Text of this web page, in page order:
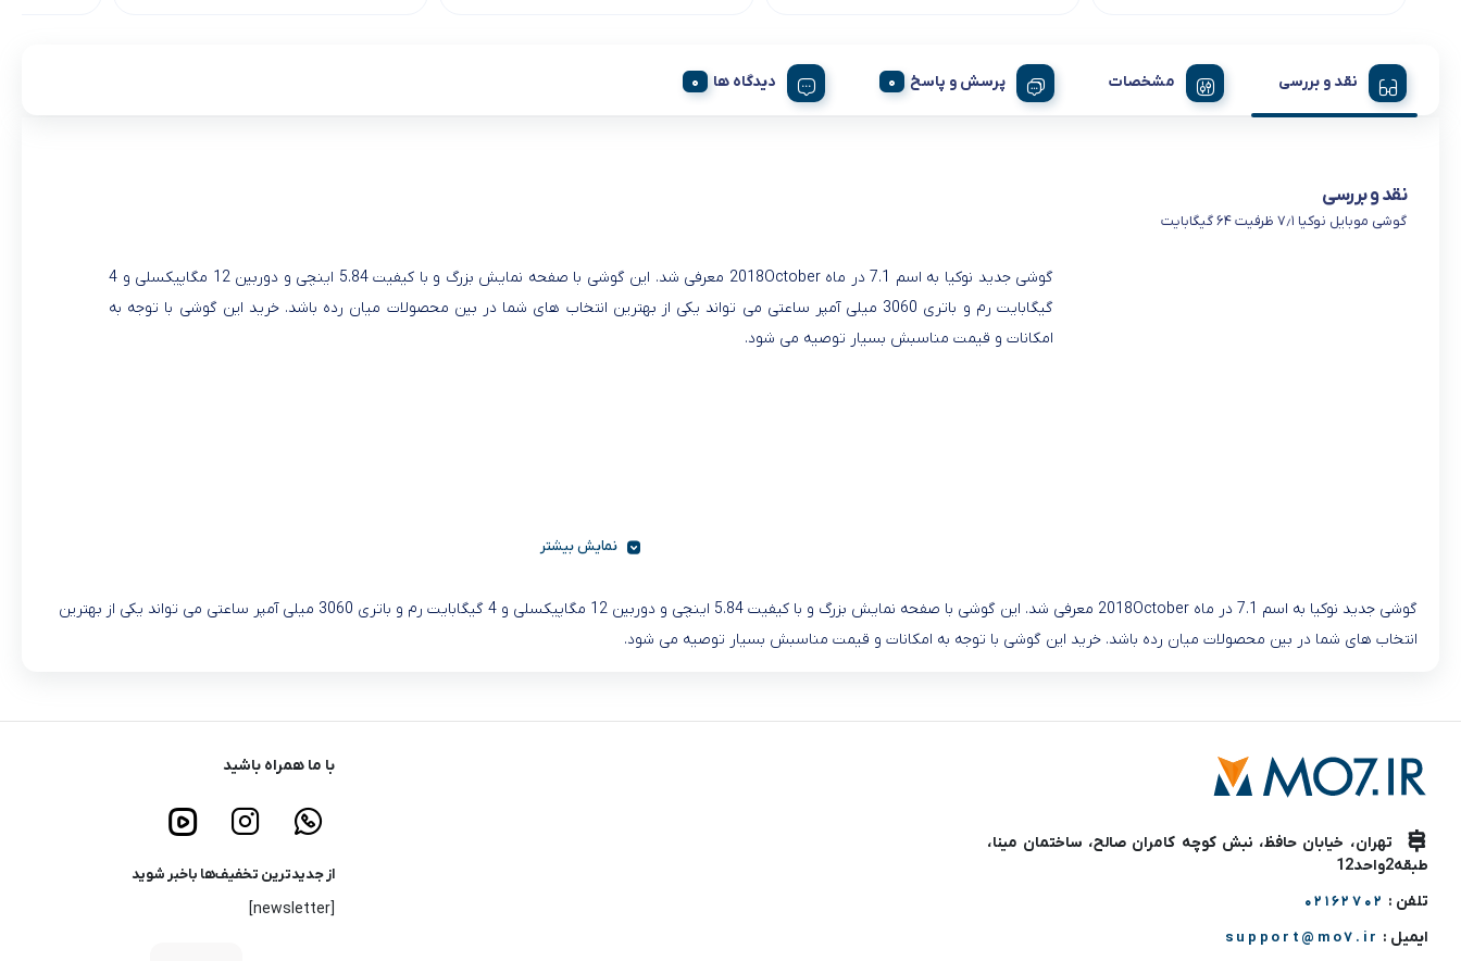
نقد و بررسی مشخصات پرسش و پاسخ دیدگاه ها
نقد و بررسی
گوشی موبایل نوکیا ۷٫۱ ظرفیت ۶۴ گیگابایت
گوشی جدید نوکیا به اسم 7.1 در ماه 2018October معرفی شد. این گوشی با صفحه نمایش بزرگ و با کیفیت 5.84 اینچی و دوربین 12 مگاپیکسلی و 4
گیگابایت رم و باتری 3060 میلی آمپر ساعتی می تواند یکی از بهترین انتخاب های شما در بین محصولات میان رده باشد. خرید این گوشی با توجه به
امکانات و قیمت مناسبش بسیار توصیه می شود.
نمایش بیشتر
گوشی جدید نوکیا به اسم 7.1 در ماه 2018October معرفی شد. این گوشی با صفحه نمایش بزرگ و با کیفیت 5.84 اینچی و دوربین 12 مگاپیکسلی و 4 گیگابایت رم و باتری 3060 میلی آمپر ساعتی می تواند یکی از بهترین
انتخاب های شما در بین محصولات میان رده باشد. خرید این گوشی با توجه به امکانات و قیمت مناسبش بسیار توصیه می شود.
تهران، خیابان حافظ، نبش کوچه کامران صالح، ساختمان مینا،
طبقه2واحد12
تلفن : 02162702
ایمیل : support@mo7.ir
با ما همراه باشید
از جدیدترین تخفیف‌ها باخبر شوید
[newsletter]